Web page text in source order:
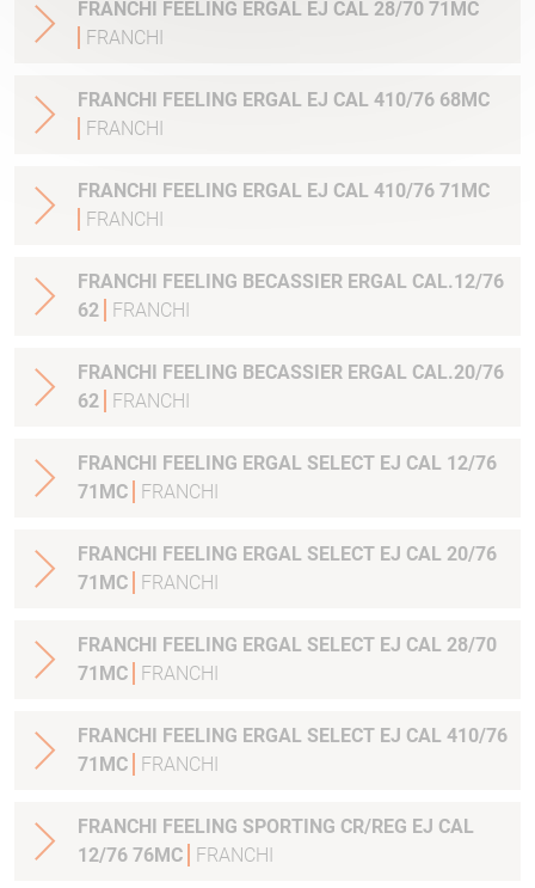
FRANCHI FEELING ERGAL EJ CAL 28/70 71MC
FRANCHI
FRANCHI FEELING ERGAL EJ CAL 410/76 68MC
FRANCHI
FRANCHI FEELING ERGAL EJ CAL 410/76 71MC
FRANCHI
FRANCHI FEELING BECASSIER ERGAL CAL.12/76
62
FRANCHI
FRANCHI FEELING BECASSIER ERGAL CAL.20/76
62
FRANCHI
FRANCHI FEELING ERGAL SELECT EJ CAL 12/76
71MC
FRANCHI
FRANCHI FEELING ERGAL SELECT EJ CAL 20/76
71MC
FRANCHI
FRANCHI FEELING ERGAL SELECT EJ CAL 28/70
71MC
FRANCHI
FRANCHI FEELING ERGAL SELECT EJ CAL 410/76
71MC
FRANCHI
FRANCHI FEELING SPORTING CR/REG EJ CAL
12/76 76MC
FRANCHI